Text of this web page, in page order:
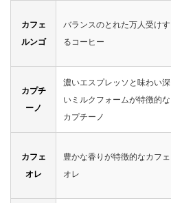
カフェ
ルンゴ
バランスのとれた万人受けす
るコーヒー
カプチ
ーノ
濃いエスプレッソと味わい深
いミルクフォームが特徴的な
カプチーノ
カフェ
オレ
豊かな香りが特徴的なカフェ
オレ